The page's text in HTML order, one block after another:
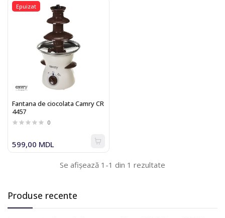
Produse recente
Epuizat
Fantana de ciocolata Camry CR
4457
0
599,00 MDL
Se afișează 1-1 din 1 rezultate